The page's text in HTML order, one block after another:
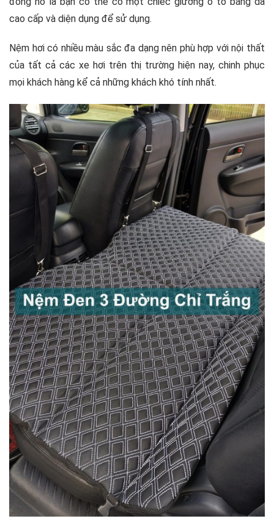
cao cấp và diện dụng để sử dụng.
Nệm hơi có nhiều màu sắc đa dạng nên phù hợp với nội thất
của tất cả các xe hơi trên thị trường hiện nay, chinh phục
mọi khách hàng kể cả những khách khó tính nhất.